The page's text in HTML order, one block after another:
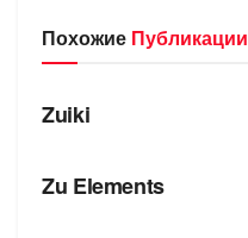
Похожие Публикации
БРЕНДЫ
Zuiki
Zu Elements